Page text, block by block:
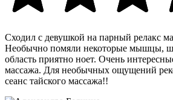
Сходил с девушкой на парный релакс
Необычно помяли некоторые мышцы,
область приятно ноет. Очень
массажа. Для необычных ощущений
сеанс тайского массажа!!